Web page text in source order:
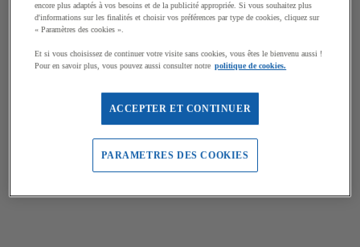
encore plus adaptés à vos besoins et de la publicité appropriée. Si vous souhaitez plus
d'informations sur les finalités et choisir vos préférences par type de cookies, cliquez sur
« Paramètres des cookies ».
Et si vous choisissez de continuer votre visite sans cookies, vous êtes le bienvenu aussi !
Pour en savoir plus, vous pouvez aussi consulter notre politique de cookies.
ACCEPTER ET CONTINUER
PARAMETRES DES COOKIES